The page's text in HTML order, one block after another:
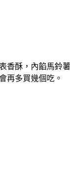
酥，內餡馬鈴
再多買幾個吃。